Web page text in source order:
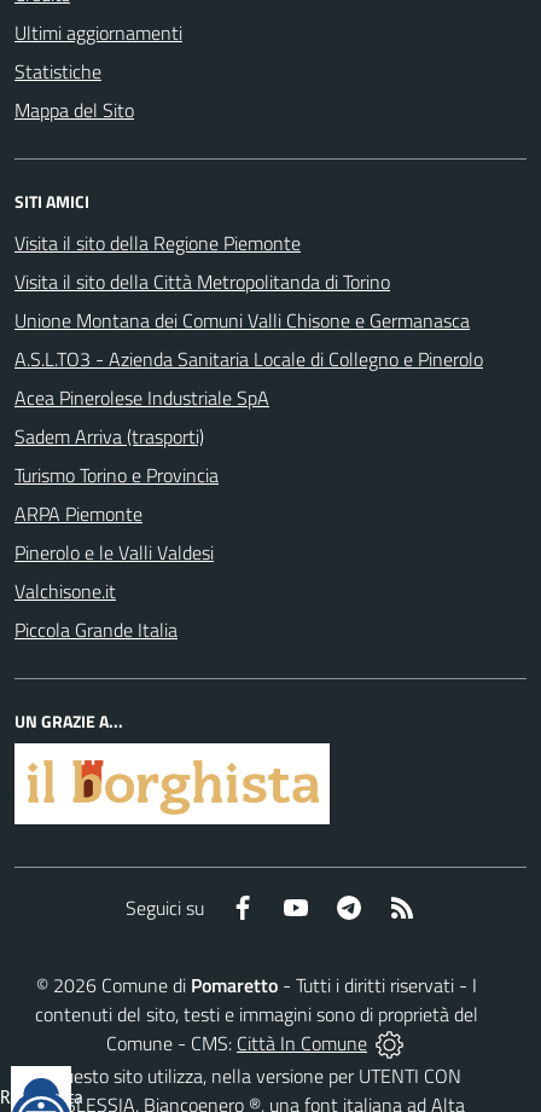
Ultimi aggiornamenti
Statistiche
Mappa del Sito
SITI AMICI
Visita il sito della Regione Piemonte
Visita il sito della Città Metropolitanda di Torino
Unione Montana dei Comuni Valli Chisone e Germanasca
A.S.L.TO3 - Azienda Sanitaria Locale di Collegno e Pinerolo
Acea Pinerolese Industriale SpA
Sadem Arriva (trasporti)
Turismo Torino e Provincia
ARPA Piemonte
Pinerolo e le Valli Valdesi
Valchisone.it
Piccola Grande Italia
UN GRAZIE A...
Seguici su Facebook YouTube Telegram
© 2026Comune di Pomaretto- Tutti i diritti riservati - I
contenuti del sito, testi e immagini sono di proprietà del
Comune - CMS: Città In Comune
Questo sito utilizza, nella versione per UTENTI CON
DISLESSIA, Biancoenero ®, una font italiana ad Alta
Reimposta